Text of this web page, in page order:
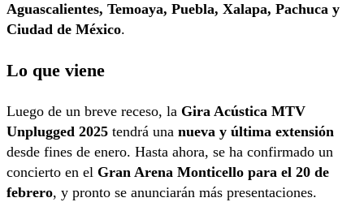
Aguascalientes, Temoaya, Puebla, Xalapa, Pachuca y
Ciudad de México.
Lo que viene
Luego de un breve receso, la Gira Acústica MTV
Unplugged 2025 tendrá una nueva y última extensión
desde fines de enero. Hasta ahora, se ha confirmado un
concierto en el Gran Arena Monticello para el 20 de
febrero, y pronto se anunciarán más presentaciones.